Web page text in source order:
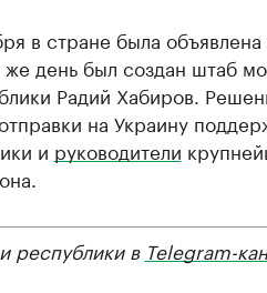
в стране была объявлена
день был создан штаб
Радий Хабиров.
на Украину
и руководители
республики в Telegram-